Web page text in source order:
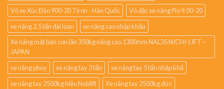
Vỏ xe Xúc Đào 900-20 Tiron - Hàn Quốc
Vỏ đặc xe nâng Pio 9.00-20
xe nâng 2.5 tấn đài loan
xe nâng cao nhập khẩu
Xe nâng mặt bàn con lăn 350kg nâng cao 1300mm NAL35 NICHI-LIFT –
JAPAN
xe nâng phuy
xe nâng tay 3 tấn
xe nâng tay 5 tấn nhập khẩ
xe nâng tay 2500kg hiệu Noblift
Xe nâng tay 2500kg đức